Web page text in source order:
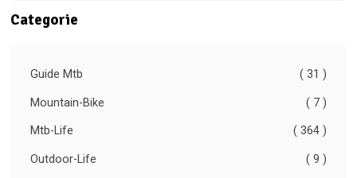
Categorie
Guide Mtb
( 31 )
Mountain-Bike
( 7 )
Mtb-Life
( 364 )
Outdoor-Life
( 9 )